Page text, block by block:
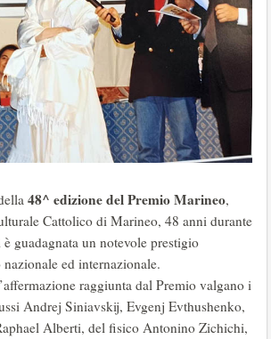
48^ edizione del Premio Marineo,
Cattolico di Marineo, 48 anni durante
guadagnata un notevole prestigio
ed internazionale.
raggiunta dal Premio valgano i
Andrej Siniavskij, Evgenj Evthushenko,
Alberti, del fisico Antonino Zichichi,